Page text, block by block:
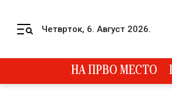
Четврток, 6. Август 2026.
НА ПРВО МЕСТО